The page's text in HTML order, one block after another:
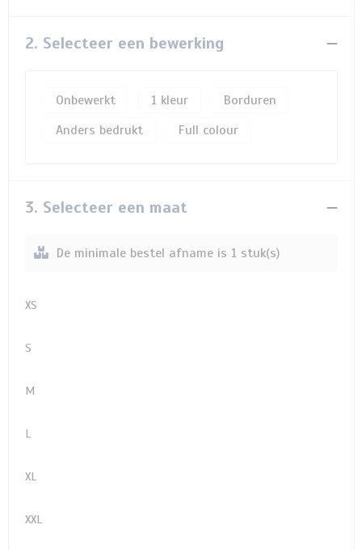
2. Selecteer een bewerking
Onbewerkt 1
Borduren
Anders bedrukt
Full colour
3. Selecteer een maat
De minimale bestel afname is 1 stuk(s)
XS
S
M
L
XL
XXL